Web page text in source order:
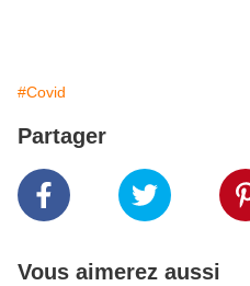
#Covid
Partager
Vous aimerez aussi